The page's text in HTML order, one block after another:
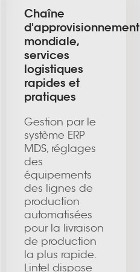
Chaîne
d'approvisionnement
mondiale,
services
logistiques
rapides et
pratiques
Gestion par le
système ERP
MDS, réglages
des
équipements
des lignes de
production
automatisées
pour la livraison
de production
la plus rapide.
Lintel dispose